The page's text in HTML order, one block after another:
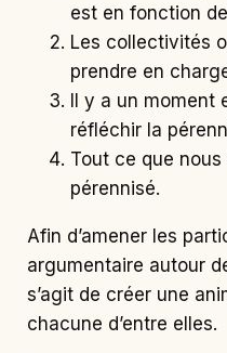
est en fonction
Les collectivités
prendre en
Il y a un moment
réfléchir la
Tout ce que
pérennisé.
Afin d’amener les
argumentaire autour
s’agit de créer une
chacune d’entre elles.